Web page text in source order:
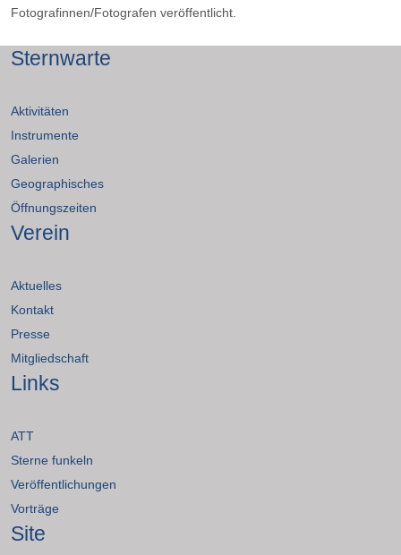
Fotografinnen/Fotografen veröffentlicht.
Sternwarte
Aktivitäten
Instrumente
Galerien
Geographisches
Öffnungszeiten
Verein
Aktuelles
Kontakt
Presse
Mitgliedschaft
Links
ATT
Sterne funkeln
Veröffentlichungen
Vorträge
Site